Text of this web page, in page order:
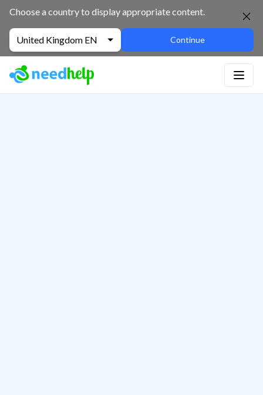
Choose a country to display appropriate content.
United Kingdom EN Continue